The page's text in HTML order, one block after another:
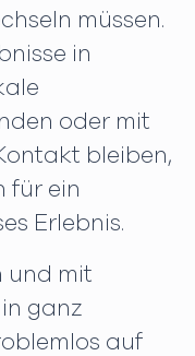
müssen.
in
oder mit
bleiben,
für ein
Erlebnis.
und mit
ganz
auf